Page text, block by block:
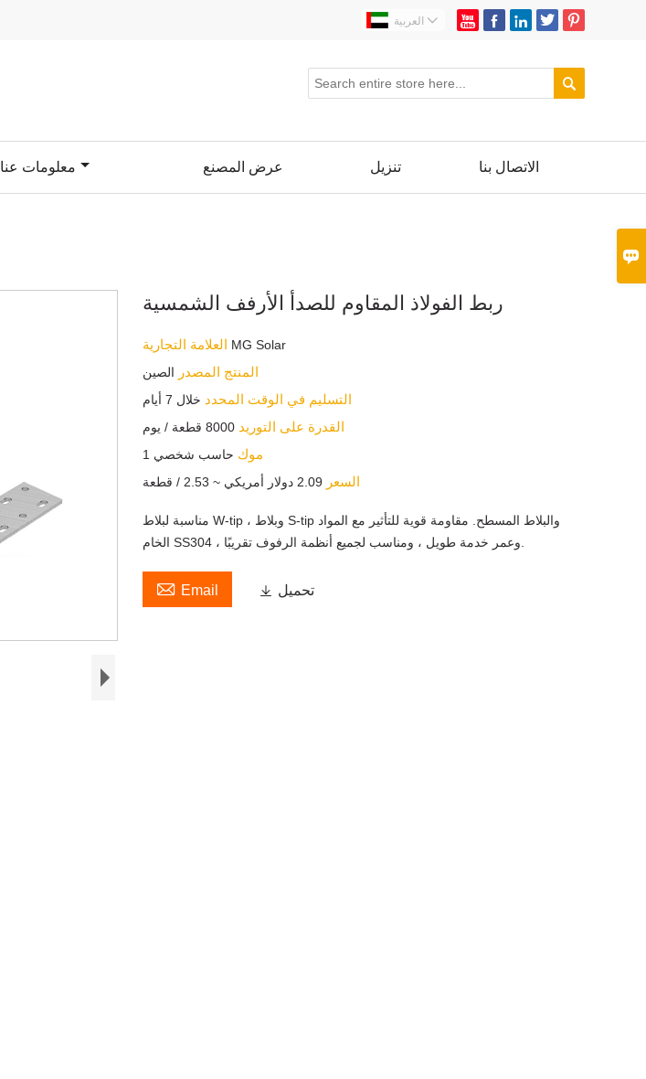

     العربية 

معلومات عنا عرض المصنع تنزيل الاتصال بنا
ربط الفولاذ المقاوم للصدأ الأرفف الشمسية
MG Solar
المنتج المصدر الصين
التسليم في الوقت المحدد خلال 7 أيام
القدرة على التوريد 8000 قطعة / يوم
موك حاسب شخصي 1
السعر 2.09 دولار أمريكي ~ 2.53 / قطعة
مناسبة لبلاط W-tip ، وبلاط S-tip والبلاط المسطح. مقاومة قوية للتأثير مع المواد
 Email  تحميل